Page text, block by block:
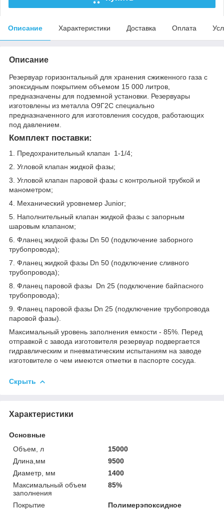
Описание Характеристики Доставка Оплата
Описание
Резервуар горизонтальный для хранения сжиженного газа с
эпоксидным покрытием объемом 15 000 литров,
предназначены для подземной установки. Резервуары
изготовлены из металла О9Г2С специально
предназначенного для изготовления сосудов, работающих
под давлением.
Комплект поставки:
1. Предохранительный клапан 1-1/4;
2. Угловой клапан жидкой фазы;
3. Угловой клапан паровой фазы с контрольной трубкой и
манометром;
4. Механический уровнемер Junior;
5. Наполнительный клапан жидкой фазы с запорным
шаровым клапаном;
6. Фланец жидкой фазы Dn 50 (подключение заборного
трубопровода);
7. Фланец жидкой фазы Dn 50 (подключение сливного
трубопровода);
8. Фланец паровой фазы Dn 25 (подключение байпасного
трубопровода);
9. Фланец паровой фазы Dn 25 (подключение трубопровода
паровой фазы).
Максимальный уровень заполнения емкости - 85%. Перед
отправкой с завода изготовителя резервуар подвергается
гидравлическим и пневматическим испытаниям на заводе
изготовителе о чем имеются отметки в паспорте сосуда.
Скрыть
Характеристики
Основные
Объем, л
15000
Длина,мм
9500
Диаметр, мм
1400
Максимальный объем
заполнения
85%
Покрытие
Полимерэпоксидное